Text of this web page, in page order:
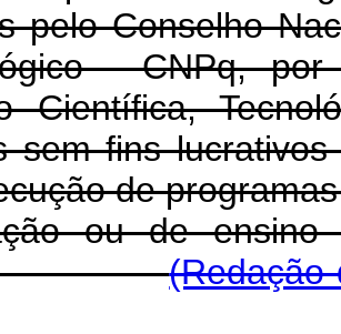
pelo Conselho
- CNPq, por
Científica,
sem fins
de
ou de ensino
(Redação